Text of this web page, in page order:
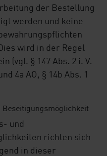
der Bestellung
werden und keine
wird in der Regel
(vgl. § 147 Abs. 2 i. V.
4a AO, § 14b Abs. 1
und
richten sich
in dieser